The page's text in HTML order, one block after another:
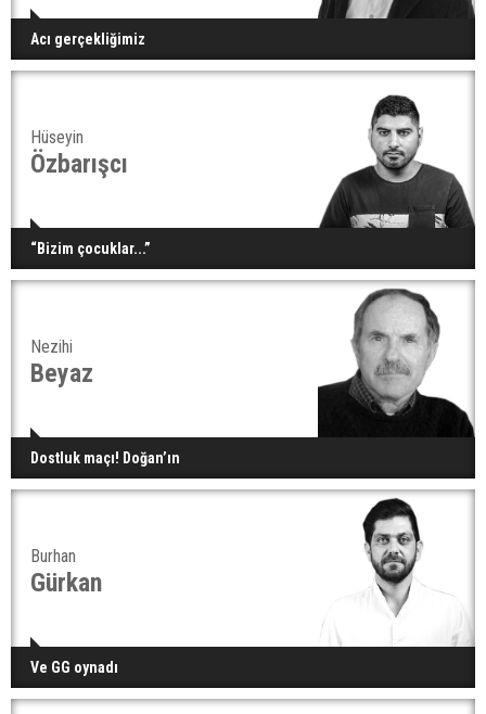
Acı gerçekliğimiz
Hüseyin
Özbarışcı
“Bizim çocuklar...”
Nezihi
Beyaz
Dostluk maçı! Doğan’ın
Burhan
Gürkan
Ve GG oynadı